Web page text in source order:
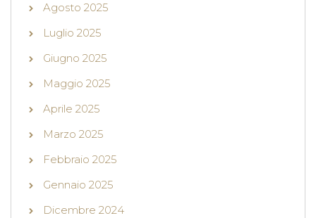
Agosto 2025
Luglio 2025
Giugno 2025
Maggio 2025
Aprile 2025
Marzo 2025
Febbraio 2025
Gennaio 2025
Dicembre 2024